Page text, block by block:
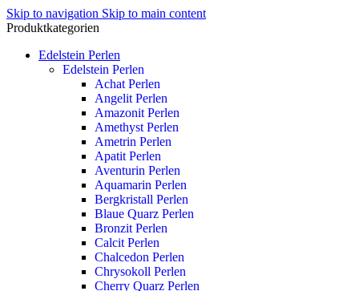
Skip to navigation Skip to main content
Produktkategorien
Edelstein Perlen
Edelstein Perlen
Achat Perlen
Angelit Perlen
Amazonit Perlen
Amethyst Perlen
Ametrin Perlen
Apatit Perlen
Aventurin Perlen
Aquamarin Perlen
Bergkristall Perlen
Blaue Quarz Perlen
Bronzit Perlen
Calcit Perlen
Chalcedon Perlen
Chrysokoll Perlen
Cherry Quarz Perlen